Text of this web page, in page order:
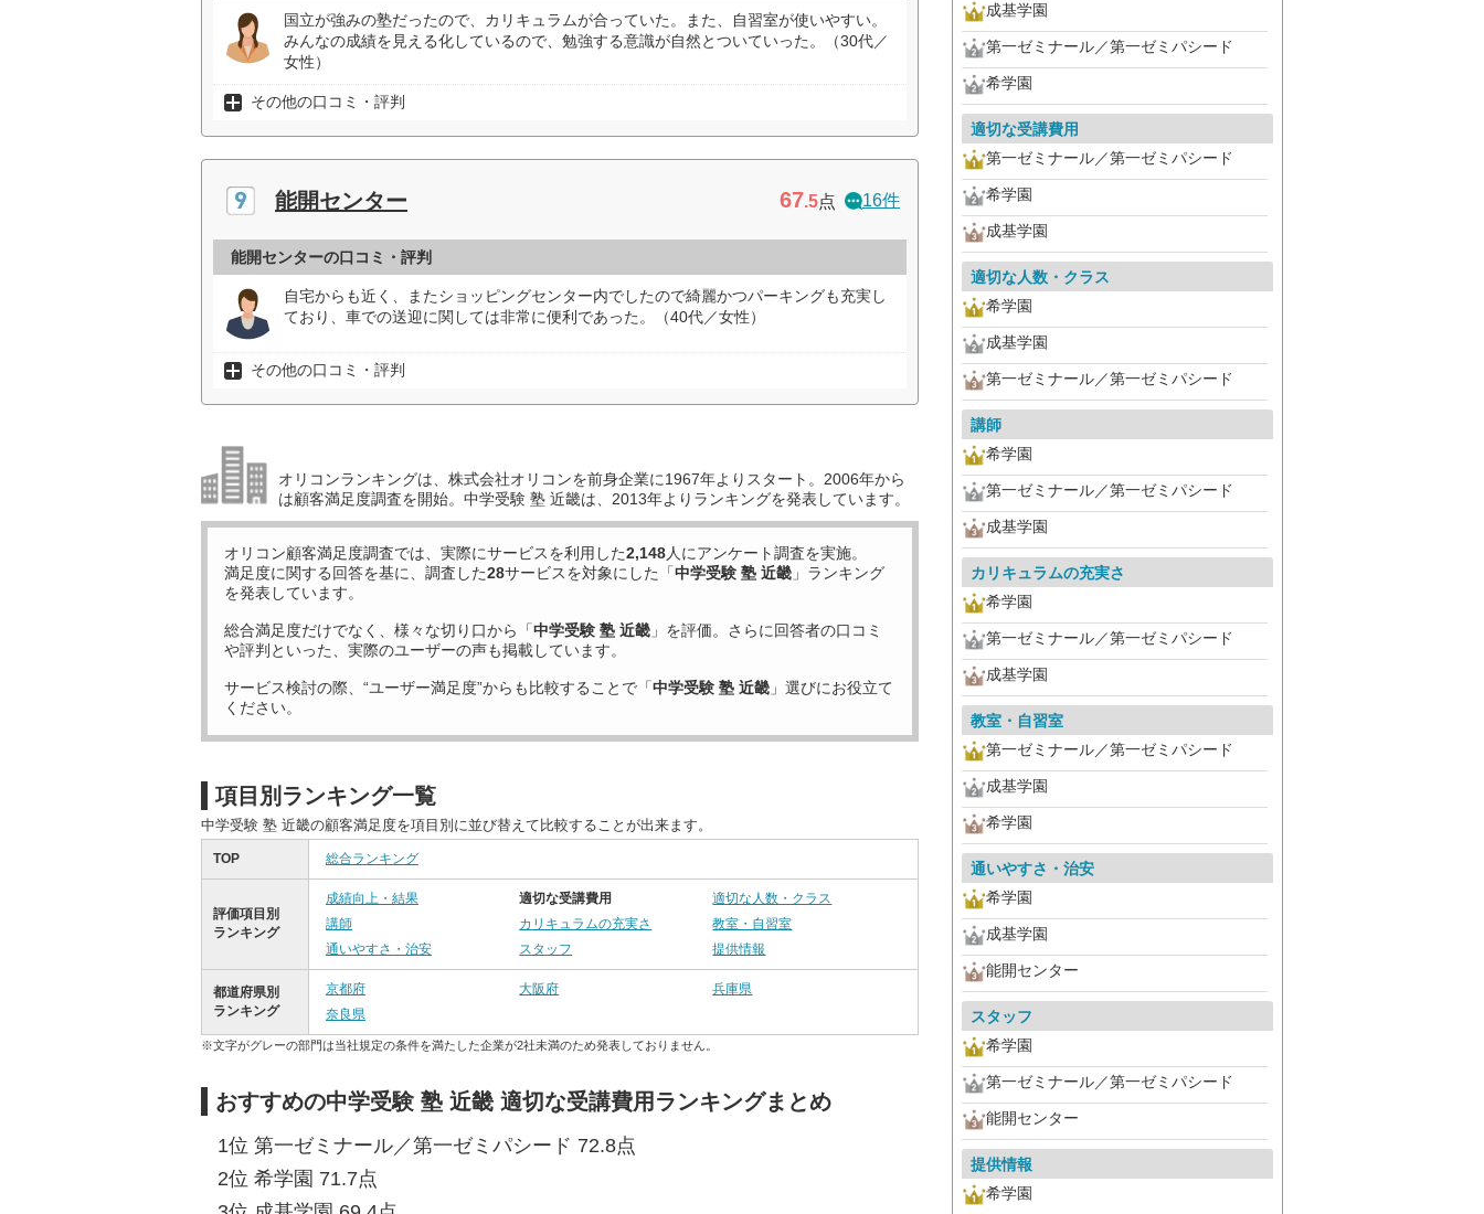
国立が強みの塾だったので、カリキュラムが合っていた。また、自習室が使いやすい。
みんなの成績を見える化しているので、勉強する意識が自然とついていった。（30代／
女性）
その他の口コミ・評判
能開センター 67.5点 16件
能開センターの口コミ・評判
自宅からも近く、またショッピングセンター内でしたので綺麗かつパーキングも充実し
ており、車での送迎に関しては非常に便利であった。（40代／女性）
その他の口コミ・評判
オリコンランキングは、株式会社オリコンを前身企業に1967年よりスタート。2006年から
は顧客満足度調査を開始。中学受験 塾 近畿は、2013年よりランキングを発表しています。
オリコン顧客満足度調査では、実際にサービスを利用した2,148人にアンケート調査を実施。
満足度に関する回答を基に、調査した28サービスを対象にした「中学受験 塾 近畿 」ランキング
を発表しています。
総合満足度だけでなく、様々な切り口から「中学受験 塾 近畿 」を評価。さらに回答者の口コミ
や評判といった、実際のユーザーの声も掲載しています。
サービス検討の際、“ユーザー満足度”からも比較することで「中学受験 塾 近畿 」選びにお役立て
ください。
項目別ランキング一覧
中学受験 塾 近畿の顧客満足度を項目別に並び替えて比較することが出来ます。
TOP 総合ランキング
評価項目別
ランキング
成績向上・結果 適切な受講費用
適切な人数・クラス
講師
カリキュラムの充実さ
教室・自習室
通いやすさ・治安
スタッフ 提供情報
都道府県別
ランキング
京都府 大阪府
兵庫県
奈良県
※文字がグレーの部門は当社規定の条件を満たした企業が2社未満のため発表しておりません。
おすすめの中学受験 塾 近畿 適切な受講費用ランキングまとめ
1位 第一ゼミナール／第一ゼミパシード 72.8点
2位 希学園 71.7点
成基学園
第一ゼミナール／第一ゼミパシード
希学園
適切な受講費用
第一ゼミナール／第一ゼミパシード
希学園
成基学園
適切な人数・クラス
希学園
成基学園
第一ゼミナール／第一ゼミパシード
講師
希学園
第一ゼミナール／第一ゼミパシード
成基学園
カリキュラムの充実さ
希学園
第一ゼミナール／第一ゼミパシード
成基学園
教室・自習室
第一ゼミナール／第一ゼミパシード
成基学園
希学園
通いやすさ・治安
希学園
成基学園
能開センター
スタッフ
希学園
第一ゼミナール／第一ゼミパシード
能開センター
提供情報
希学園